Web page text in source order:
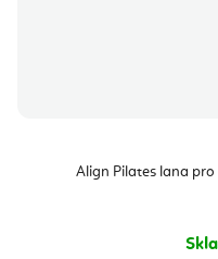
Align Pilates lana pro